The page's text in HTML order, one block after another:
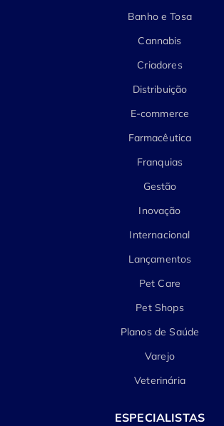
Banho e Tosa
Cannabis
Criadores
Distribuição
E-commerce
Farmacêutica
Franquias
Gestão
Inovação
Internacional
Lançamentos
Pet Care
Pet Shops
Planos de Saúde
Varejo
Veterinária
ESPECIALISTAS